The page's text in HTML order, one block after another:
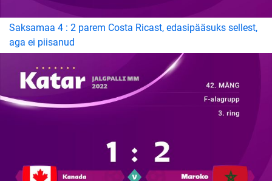
Saksamaa 4 : 2 parem Costa Ricast, edasipääsuks sellest,
aga ei piisanud